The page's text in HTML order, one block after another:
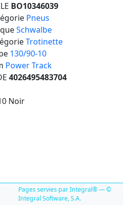
BO10346039
Pneus
Schwalbe
Trotinette
130/90-10
Power Track
4026495483704
Noir
Pages servies par Integral® — ©
Integral Software, S.A.